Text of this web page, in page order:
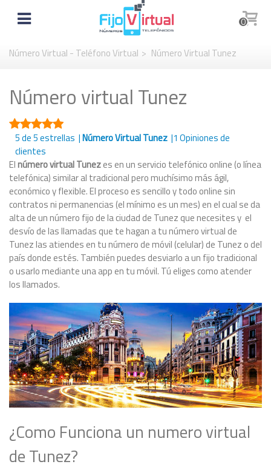
0
Número Virtual - Teléfono Virtual > Número Virtual Tunez
Número virtual Tunez
5de 5 estrellas |Número Virtual Tunez |1 Opiniones de
clientes
Elnúmero virtual Tunezes en un servicio telefónico online (o línea
telefónica) similar al tradicional pero muchísimo más ágil,
económico y flexible. El proceso es sencillo y todo online sin
contratos ni permanencias (el mínimo es un mes) en el cual se da
alta de un número fijo de la ciudad de Tunez que necesites y el
desvío de las llamadas que te hagan a tu número virtual de
Tunez las atiendes en tu número de móvil (celular) de Tunez o del
país donde estés. También puedes desviarlo a un fijo tradicional
o usarlo mediante una app en tu móvil. Tú eliges como atender
los llamados.
¿Como Funciona un numero virtual
de Tunez?